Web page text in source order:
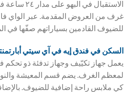
غرف من العروض المقدمة. عبر الواي
للضيوف القادمين بسياراتهم صفّها في
السكن في فندقإيه في آي سيتي
يعمل جهاز تكيّيف وجهاز تدفئة ذو
لمعظم الغرف. يضم قسم المعيشة
كي ملابس راحة إضافية للضيوف.